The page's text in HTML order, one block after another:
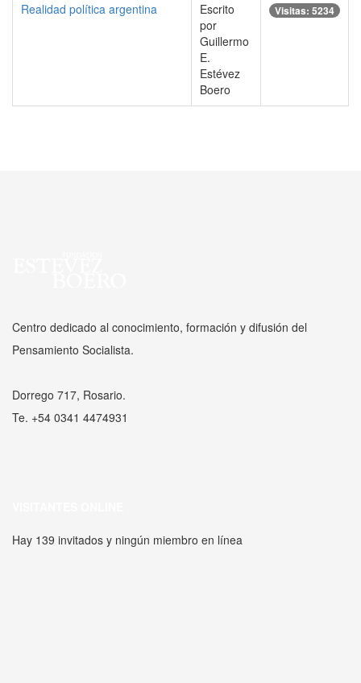
Realidad política argentina
Escrito
por
Guillermo
E.
Estévez
Boero
Visitas: 5234
Centro dedicado al conocimiento, formación y difusión del
Pensamiento Socialista.
Dorrego 717, Rosario.
Te. +54 0341 4474931
Hay 139 invitados y ningún miembro en línea